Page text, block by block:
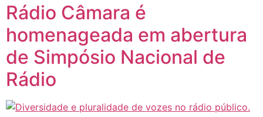
Rádio Câmara é
homenageada em abertura
de Simpósio Nacional de
Rádio